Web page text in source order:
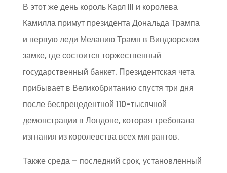
В этот же день король Карл III и королева
Камилла примут президента Дональда Трампа
и первую леди Меланию Трамп в Виндзорском
замке, где состоится торжественный
государственный банкет. Президентская чета
прибывает в Великобританию спустя три дня
после беспрецедентной 110-тысячной
демонстрации в Лондоне, которая требовала
изгнания из королевства всех мигрантов.
Также среда – последний срок, установленный